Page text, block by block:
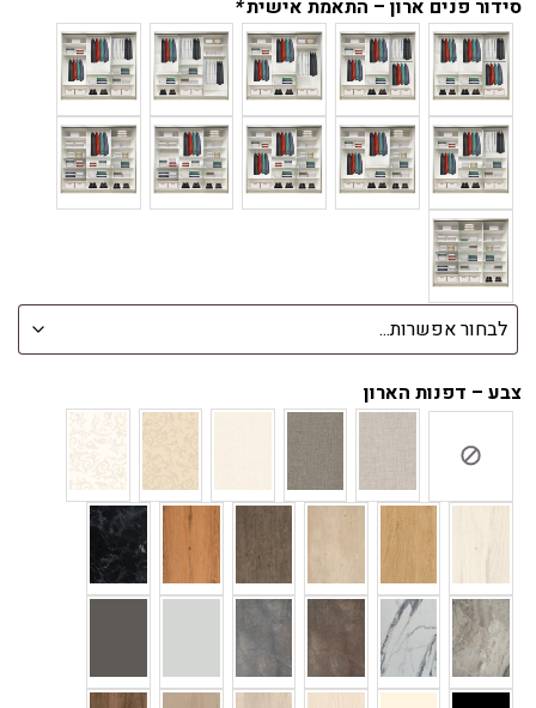
סידור פנים ארון – התאמת אישית*
צבע – דפנות הארון